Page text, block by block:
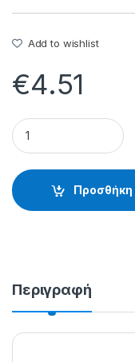
Add to wishlist
€4.51
ΜΑΤΑΣΙΝΕΣ -
Προσθήκη
Περιγραφή